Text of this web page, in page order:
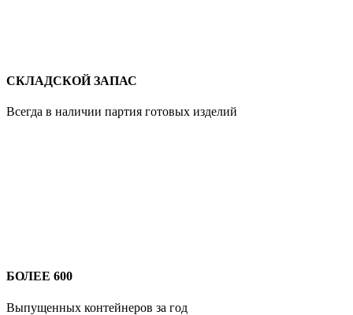
СКЛАДСКОЙ ЗАПАС
Всегда в наличии партия готовых изделий
БОЛЕЕ 600
Выпущенных контейнеров за год